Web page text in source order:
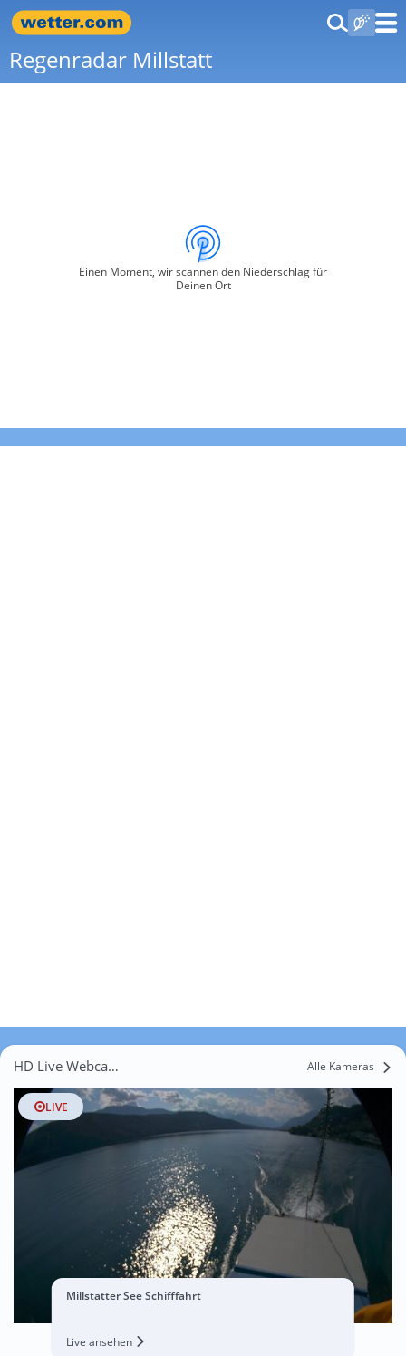
Regenradar Millstatt
Einen Moment, wir scannen den Niederschlag für
Deinen Ort
HD Live Webcams Millstatt Alle Kameras
LIVE
Millstätter See Schifffahrt
Live ansehen